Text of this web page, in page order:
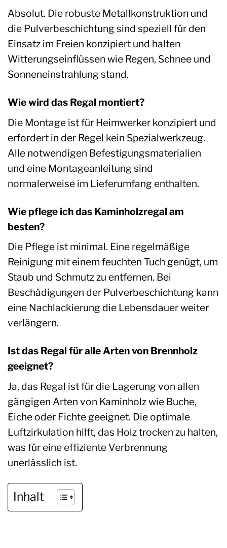
Absolut. Die robuste Metallkonstruktion und
die Pulverbeschichtung sind speziell für den
Einsatz im Freien konzipiert und halten
Witterungseinflüssen wie Regen, Schnee und
Sonneneinstrahlung stand.
Wie wird das Regal montiert?
Die Montage ist für Heimwerker konzipiert und
erfordert in der Regel kein Spezialwerkzeug.
Alle notwendigen Befestigungsmaterialien
und eine Montageanleitung sind
normalerweise im Lieferumfang enthalten.
Wie pflege ich das Kaminholzregal am
besten?
Die Pflege ist minimal. Eine regelmäßige
Reinigung mit einem feuchten Tuch genügt, um
Staub und Schmutz zu entfernen. Bei
Beschädigungen der Pulverbeschichtung kann
eine Nachlackierung die Lebensdauer weiter
verlängern.
Ist das Regal für alle Arten von Brennholz
geeignet?
Ja, das Regal ist für die Lagerung von allen
gängigen Arten von Kaminholz wie Buche,
Eiche oder Fichte geeignet. Die optimale
Luftzirkulation hilft, das Holz trocken zu halten,
was für eine effiziente Verbrennung
unerlässlich ist.
Inhalt